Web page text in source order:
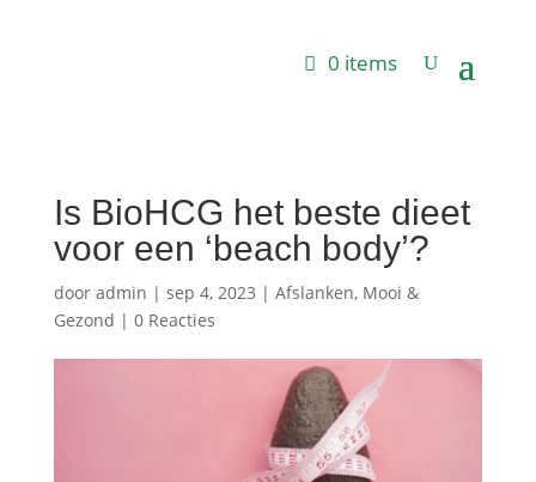
0 items
Is BioHCG het beste dieet
voor een ‘beach body’?
door admin | sep 4, 2023 | Afslanken, Mooi &
Gezond | 0 Reacties